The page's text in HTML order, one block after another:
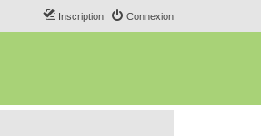
Connexion
Inscription